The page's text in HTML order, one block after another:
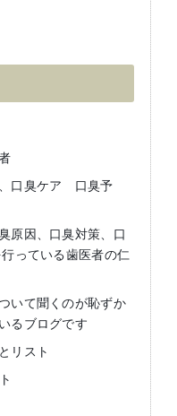
者
口臭ケア 口臭予
原因、口臭対策、口
っている歯医者の仁
いて聞くのが恥ずか
るブログです
リスト